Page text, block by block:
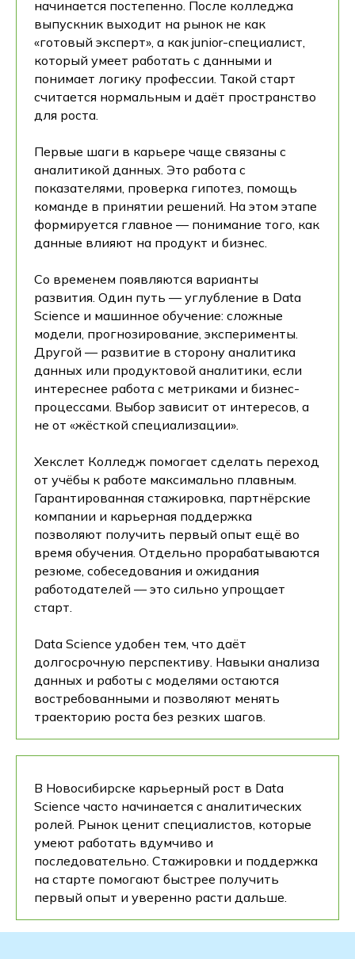
начинается постепенно. После колледжа
выпускник выходит на рынок не как
«готовый эксперт», а как junior-специалист,
который умеет работать с данными и
понимает логику профессии. Такой старт
считается нормальным и даёт пространство
для роста.
Первые шаги в карьере чаще связаны с
аналитикой данных. Это работа с
показателями, проверка гипотез, помощь
команде в принятии решений. На этом этапе
формируется главное — понимание того, как
данные влияют на продукт и бизнес.
Со временем появляются варианты
развития. Один путь — углубление в Data
Science и машинное обучение: сложные
модели, прогнозирование, эксперименты.
Другой — развитие в сторону аналитика
данных или продуктовой аналитики, если
интереснее работа с метриками и бизнес-
процессами. Выбор зависит от интересов, а
не от «жёсткой специализации».
Хекслет Колледж помогает сделать переход
от учёбы к работе максимально плавным.
Гарантированная стажировка, партнёрские
компании и карьерная поддержка
позволяют получить первый опыт ещё во
время обучения. Отдельно прорабатываются
резюме, собеседования и ожидания
работодателей — это сильно упрощает
старт.
Data Science удобен тем, что даёт
долгосрочную перспективу. Навыки анализа
данных и работы с моделями остаются
востребованными и позволяют менять
траекторию роста без резких шагов.
В Новосибирске карьерный рост в Data
Science часто начинается с аналитических
ролей. Рынок ценит специалистов, которые
умеют работать вдумчиво и
последовательно. Стажировки и поддержка
на старте помогают быстрее получить
первый опыт и уверенно расти дальше.